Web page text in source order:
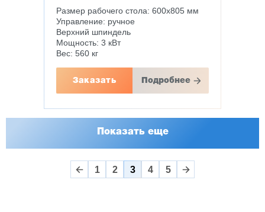
Размер рабочего стола: 600х805 мм
Управление: ручное
Верхний шпиндель
Мощность: 3 кВт
Вес: 560 кг
Заказать Подробнее
Показать еще
1 2 3 4 5